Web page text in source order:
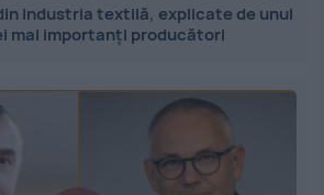
industria textilă, explicate de unul
mai importanți producători